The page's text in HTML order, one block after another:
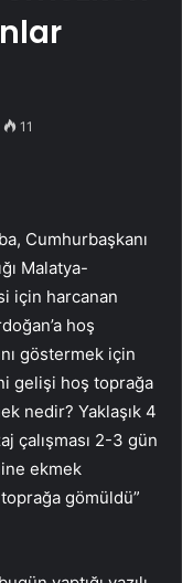
11
Cumhurbaşkanı
Malatya-
için harcanan
hoş
göstermek için
gelişi hoş toprağa
nedir? Yaklaşık 4
çalışması 2-3 gün
ekmek
gömüldü”